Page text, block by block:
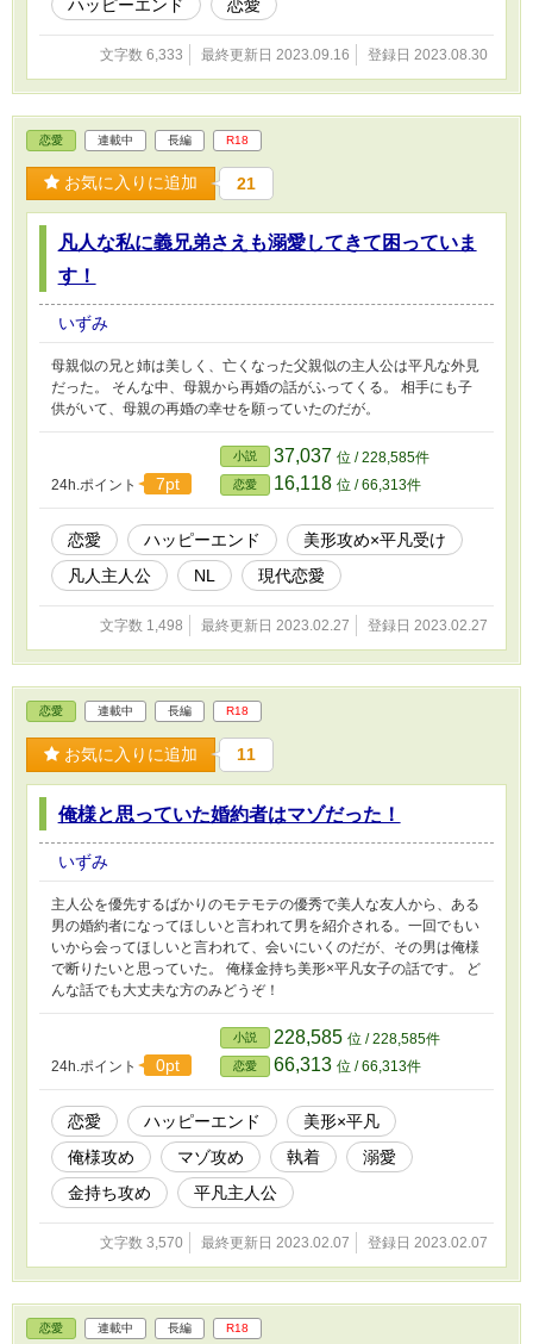
ハッピーエンド 恋愛
文字数 6,333 最終更新日 2023.09.16 登録日 2023.08.30
恋愛 連載中 長編 R18
お気に入りに追加 21
凡人な私に義兄弟さえも溺愛してきて困っていま
す！
いずみ
母親似の兄と姉は美しく、亡くなった父親似の主人公は平凡な外見
だった。 そんな中、母親から再婚の話がふってくる。 相手にも子
供がいて、母親の再婚の幸せを願っていたのだが。
24h.ポイント 7pt
小説 37,037 位 / 228,585件
恋愛 16,118 位 / 66,313件
恋愛 ハッピーエンド
美形攻め×平凡受け
凡人主人公
NL 現代恋愛
文字数 1,498 最終更新日 2023.02.27 登録日 2023.02.27
恋愛 連載中 長編 R18
お気に入りに追加 11
俺様と思っていた婚約者はマゾだった！
いずみ
主人公を優先するばかりのモテモテの優秀で美人な友人から、ある
男の婚約者になってほしいと言われて男を紹介される。一回でもい
いから会ってほしいと言われて、会いにいくのだが、その男は俺様
で断りたいと思っていた。 俺様金持ち美形×平凡女子の話です。 ど
んな話でも大丈夫な方のみどうぞ！
24h.ポイント 0pt
小説 228,585 位 / 228,585件
恋愛 66,313 位 / 66,313件
恋愛 ハッピーエンド
美形×平凡
俺様攻め
マゾ攻め 執着
溺愛
金持ち攻め
平凡主人公
文字数 3,570 最終更新日 2023.02.07 登録日 2023.02.07
恋愛 連載中 長編 R18